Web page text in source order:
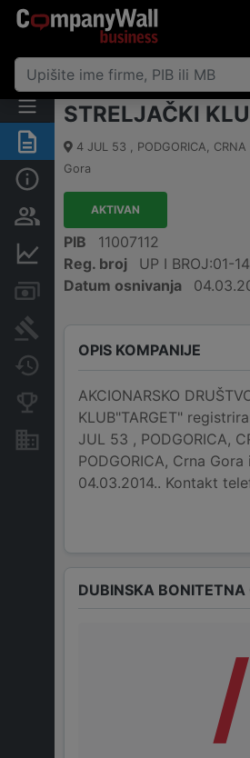
Sažetak
Osobe i vlasništvo
Računi i blokade
Arhiva sudskih objava
Konkurentne kompanije
Nekretnine i imovina
STRELJAČKI
4 JUL 53 , PODGORICA, CRNA
Gora
AKTIVAN
PIB
11007112
Reg. broj
UP I BROJ:01-
Datum osnivanja
OPIS KOMPANIJE
AKCIONARSKO
KLUB"TARGET"
JUL 53 , PODGORICA,
PODGORICA, Crna
04.03.2014.. Kontakt
DUBINSKA
/